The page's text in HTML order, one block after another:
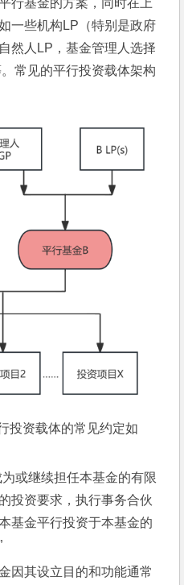
一些机构LP（特别是政府
然人LP，基金管理人选择
常见的平行投资载体架构
投资载体的常见约定如
或继续担任本基金的有限
投资要求，执行事务合伙
基金平行投资于本基金的
因其设立目的和功能通常